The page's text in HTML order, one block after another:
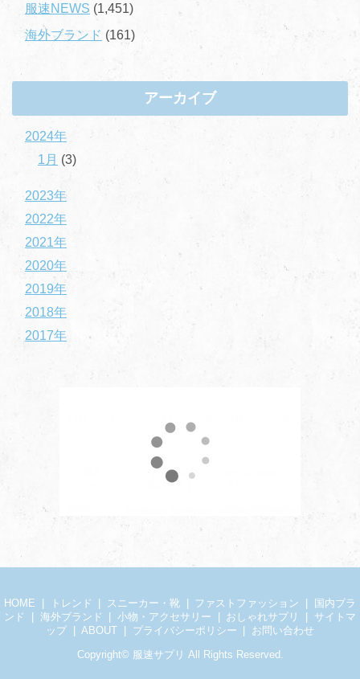
服速NEWS (1,451)
海外ブランド (161)
アーカイブ
2024年
1月 (3)
2023年
2022年
2021年
2020年
2019年
2018年
2017年
HOME トレンド スニーカー・靴 ファストファッション
国内ブラ
ンド
海外ブランド 小物・アクセサリー おしゃれサプリ
サイトマ
ップ
ABOUT プライバシーポリシー
お問い合わせ
Copyright© 服速サプリ All Rights Reserved.